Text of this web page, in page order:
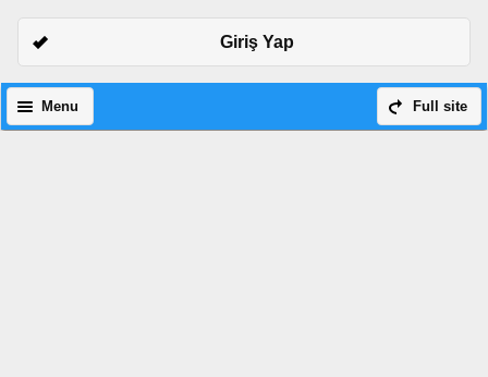
Giriş Yap
Full site
Menu